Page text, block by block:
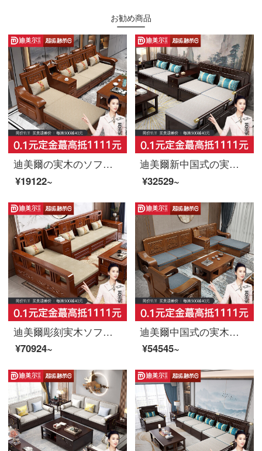
お勧め商品
迪美爾の実木のソファーの組合せの貴妃の客間の新しい中国式家具の調度品の木製のソファーの独立した二人の席
¥19122~
迪美爾新中国式の実木ソファセット現代客間には回転コーナーのロッカーがあります。冬と夏の両方には簡単な木質家具があります。
¥32529~
迪美爾彫刻実木ソファセットリビングの小型タイプの現代中国式収納物の高箱回転ソファ冬夏兼用1+1+3
¥70924~
迪美爾中国式の実木ソファセット現代客間の貴妃の角を回転させて、冬夏両用の簡単な貯蔵物である彫刻木ソファ六人位+貴妃のベッド
¥54545~